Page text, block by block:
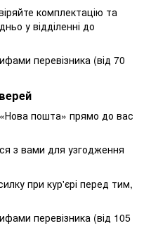
комплектацію та
у відділенні до
перевізника (від 70
пошта» прямо до вас
з вами для узгодження
при кур'єрі перед тим,
перевізника (від 105